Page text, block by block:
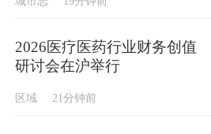
2026医疗医药行业财务创值
研讨会在沪举行
区域 21分钟前